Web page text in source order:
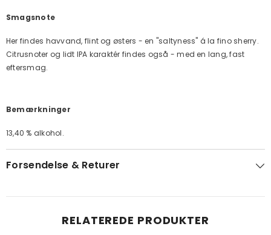
Smagsnote
Her findes havvand, flint og østers - en "saltyness" á la fino sherry.
Citrusnoter og lidt IPA karaktér findes også - med en lang, fast
eftersmag.
Bemærkninger
13,40 % alkohol.
Forsendelse & Returer
RELATEREDE PRODUKTER